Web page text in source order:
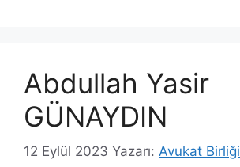
Abdullah Yasir
GÜNAYDIN
12 Eylül 2023 Yazarı: Avukat Birliği